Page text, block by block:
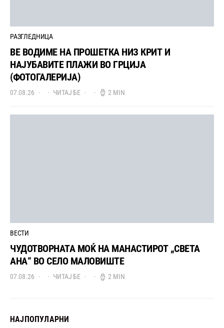
РАЗГЛЕДНИЦА
ВЕ ВОДИМЕ НА ПРОШЕТКА НИЗ КРИТ И
НАЈУБАВИТЕ ПЛАЖИ ВО ГРЦИЈА
(ФОТОГАЛЕРИЈА)
07.08.26 ЧИТАЈ БЕ 2 MIN
ВЕСТИ
ЧУДОТВОРНАТА МОЌ НА МАНАСТИРОТ „СВЕТА
АНА“ ВО СЕЛО МАЛОВИШТЕ
07.08.26 ЧИТАЈ БЕ 2 MIN
НАЈПОПУЛАРНИ